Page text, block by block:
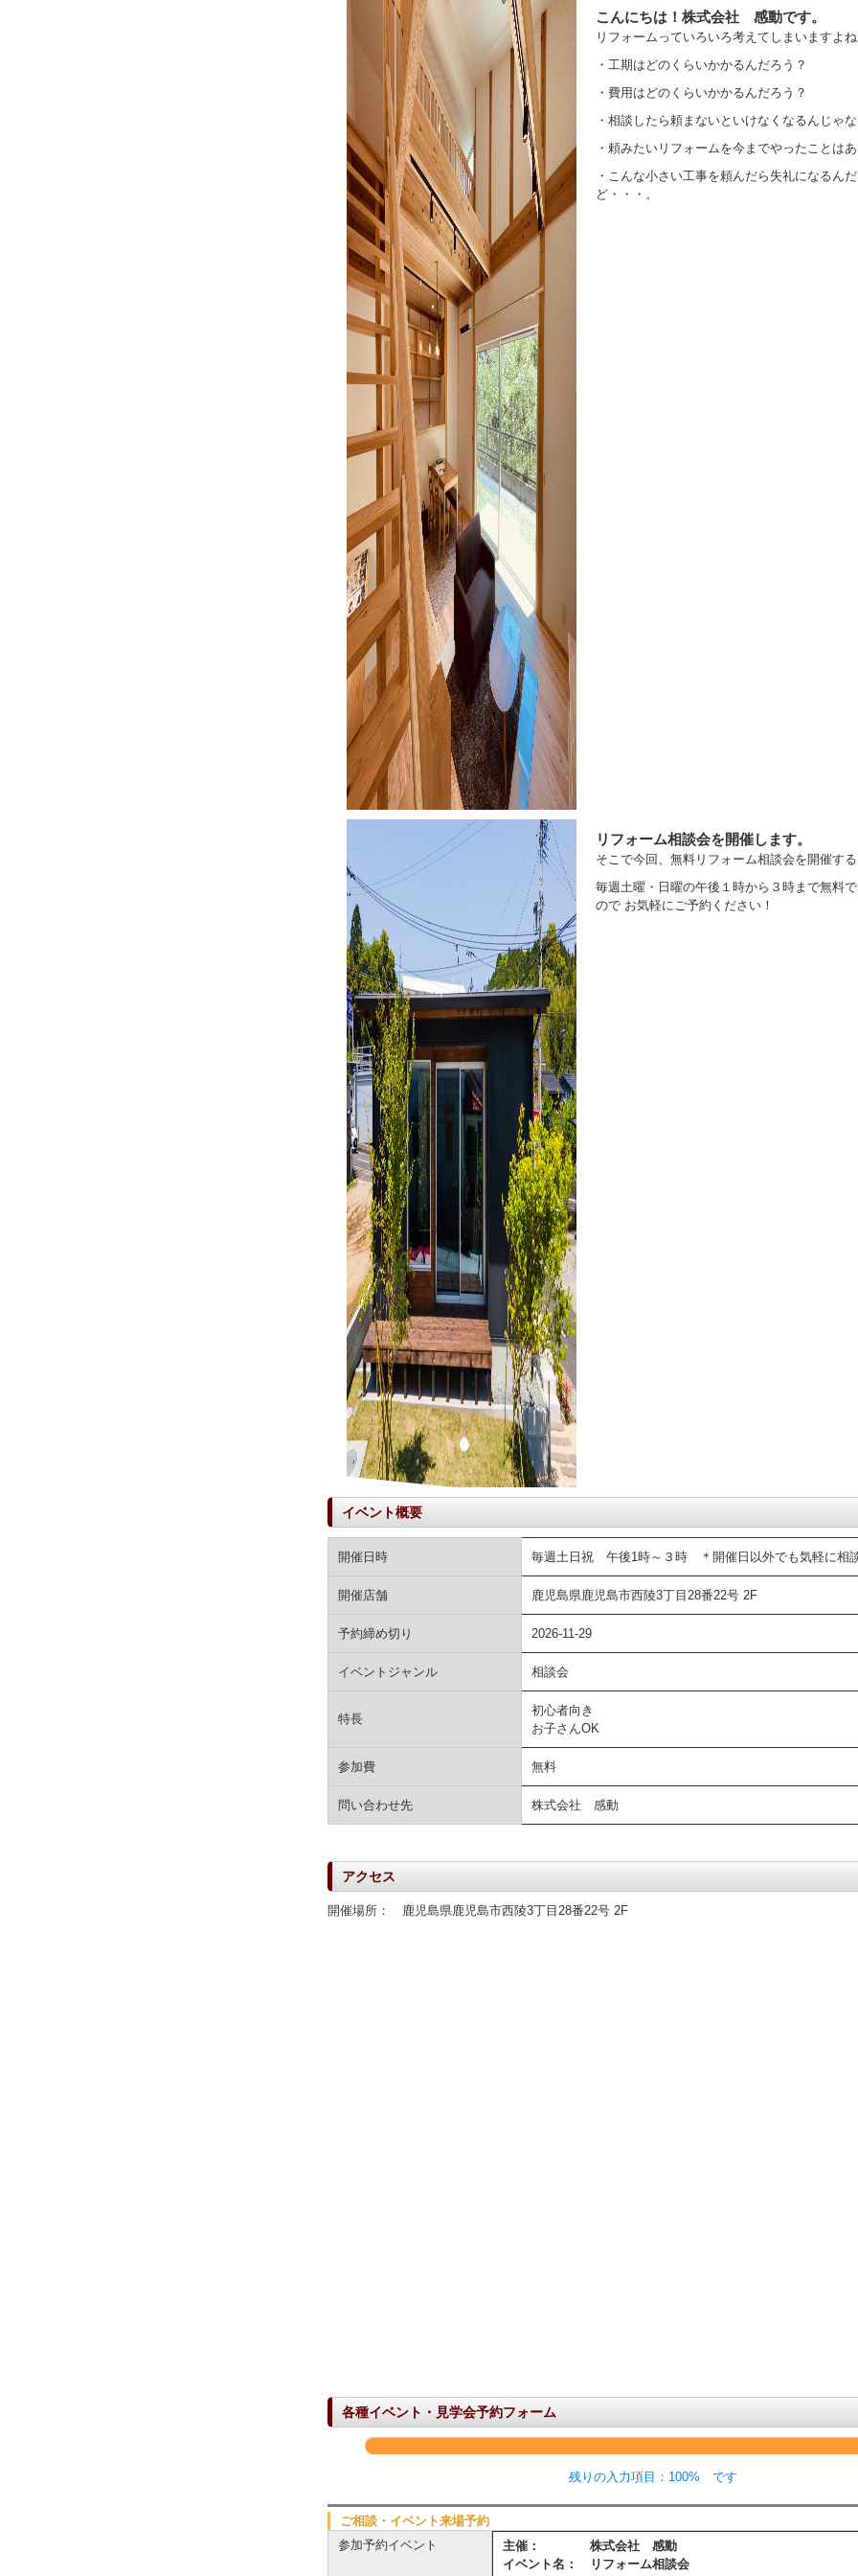
こんにちは！株式会社 感動です。
リフォームっていろいろ考えてしまいますよね
・工期はどのくらいかかるんだろう？
・費用はどのくらいかかるんだろう？
・相談したら頼まないといけなくなるんじゃ
・頼みたいリフォームを今までやったことは
・こんな小さい工事を頼んだら失礼になるん
ど・・・。
リフォーム相談会を開催します。
そこで今回、無料リフォーム相談会を開催す
毎週土曜・日曜の午後１時から３時まで無料
ので お気軽にご予約ください！
イベント概要
開催日時 毎週土日祝 午後1時～３時 ＊開催日以外でも気軽に相
開催店舗 鹿児島県鹿児島市西陵3丁目28番22号 2F
予約締め切り 2026-11-29
イベントジャンル 相談会
特長
初心者向き
お子さんOK
参加費 無料
問い合わせ先 株式会社 感動
アクセス
開催場所： 鹿児島県鹿児島市西陵3丁目28番22号 2F
各種イベント・見学会予約フォーム
残りの入力項目：100% です
ご相談・イベント来場予約
参加予約イベント
主催： 株式会社 感動
イベント名： リフォーム相談会